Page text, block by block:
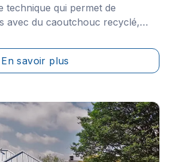
technique qui permet de
avec du caoutchouc recyclé,
ce qu’est l'écopavage, ses
que son caractère
En savoir plus